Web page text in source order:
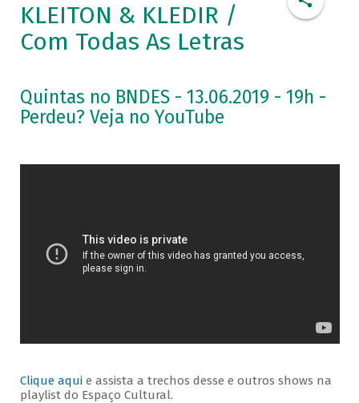
KLEITON & KLEDIR /
Com Todas As Letras
Quintas no BNDES - 13.06.2019 - 19h -
Perdeu? Veja no YouTube
Clique aquie assista a trechos desse e outros shows na
playlist do Espaço Cultural.